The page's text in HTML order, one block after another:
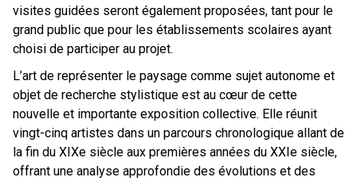
visites guidées seront également proposées, tant pour le
grand public que pour les établissements scolaires ayant
choisi de participer au projet.
L’art de représenter le paysage comme sujet autonome et
objet de recherche stylistique est au cœur de cette
nouvelle et importante exposition collective. Elle réunit
vingt-cinq artistes dans un parcours chronologique allant de
la fin du XIXe siècle aux premières années du XXIe siècle,
offrant une analyse approfondie des évolutions et des